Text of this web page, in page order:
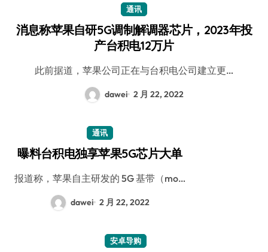
通讯
消息称苹果自研5G调制解调器芯片，2023年投
产台积电12万片
此前据道，苹果公司正在与台积电公司建立更…
dawei 2 月 22, 2022
通讯
曝料台积电独享苹果5G芯片大单
报道称，苹果自主研发的 5G 基带（mo…
dawei 2 月 22, 2022
安卓导购